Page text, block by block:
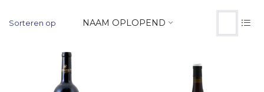
Sorteren op NAAM OPLOPEND